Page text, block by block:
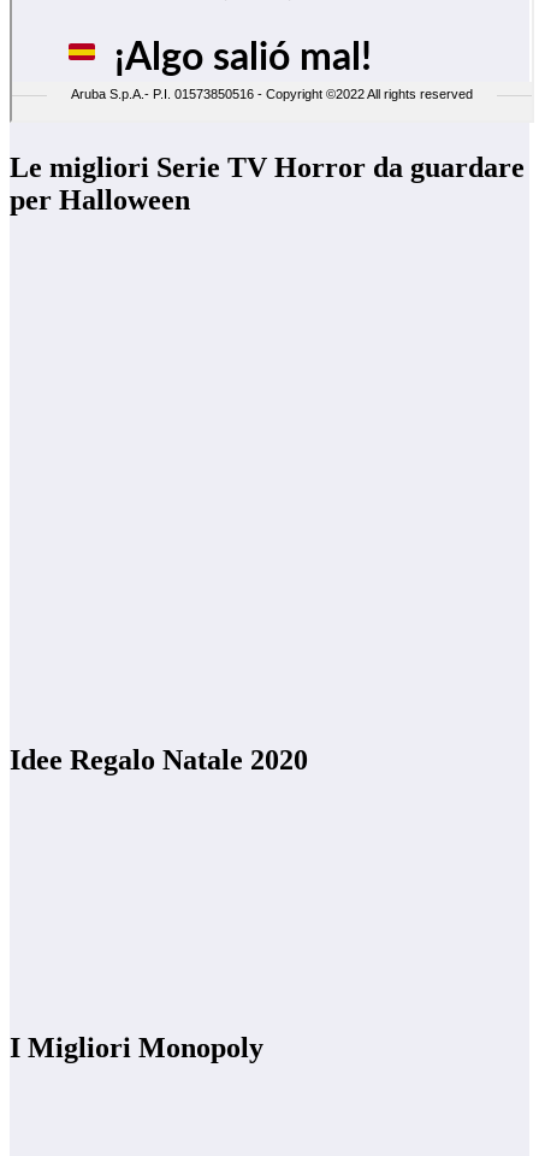
Le migliori Serie TV Horror da guardare
per Halloween
Idee Regalo Natale 2020
I Migliori Monopoly